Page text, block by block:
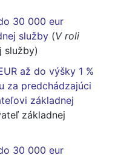
30 000 eur
služby (V roli
služby)
až do výšky 1 %
za predchádzajúci
základnej
základnej
30 000 eur